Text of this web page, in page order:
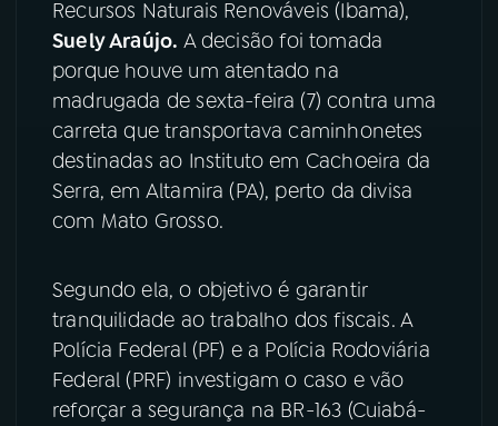
Instagram
TikTok
Recursos Naturais Renováveis (Ibama),
Suely Araújo. A decisão foi tomada
porque houve um atentado na
madrugada de sexta-feira (7) contra uma
carreta que transportava caminhonetes
destinadas ao Instituto em Cachoeira da
Serra, em Altamira (PA), perto da divisa
com Mato Grosso.
Segundo ela, o objetivo é garantir
tranquilidade ao trabalho dos fiscais. A
Polícia Federal (PF) e a Polícia Rodoviária
Federal (PRF) investigam o caso e vão
reforçar a segurança na BR-163 (Cuiabá-